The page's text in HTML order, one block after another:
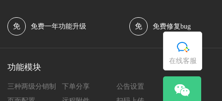
在线客服
免 免费一年功能升级 免 免费修复bug
功能模块
三种两级分销制 下单分享 公告设置
团长中心